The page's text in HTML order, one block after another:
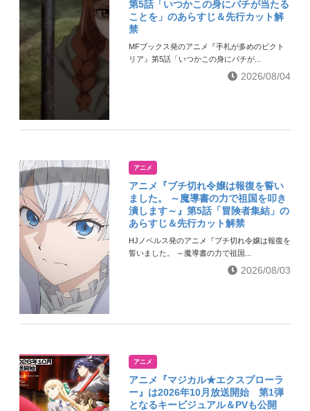
第5話「いつかこの身にバチが当たる
ことを」のあらすじ＆先行カット解
禁
MFブックス発のアニメ『手札が多めのビクト
リア』第5話「いつかこの身にバチが...
2026/08/04
アニメ
アニメ『ブチ切れ令嬢は報復を誓い
ました。 ～魔導書の力で祖国を叩き
潰します～』第5話「冒険者集結」の
あらすじ＆先行カット解禁
HJノベルス発のアニメ『ブチ切れ令嬢は報復を
誓いました。 ～魔導書の力で祖国...
2026/08/03
アニメ
アニメ『マジカル★エクスプローラ
ー』は2026年10月放送開始 第1弾
となるキービジュアル＆PVも公開